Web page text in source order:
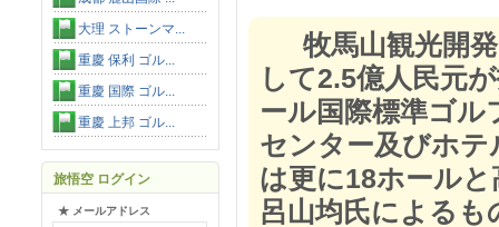
大理 ストーンマ...
重慶 保利 ゴル...
重慶 国際 ゴル...
重慶 上邦 ゴル...
旅悟空 ログイン
★ メールアドレス
牧馬山観光開
して2.5億人民元
ール国際標準ゴル
センター及びホテ
は更に18ホール
呂山均氏による